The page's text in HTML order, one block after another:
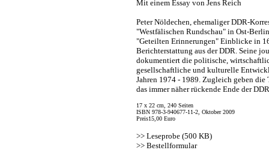
Mit einem Essay von Jens Reich
Peter Nöldechen, ehemaliger DDR-
"Westfälischen Rundschau" in Ost-
"Geteilten Erinnerungen" Einblicke in
Berichterstattung aus der DDR. Seine
dokumentiert die politische,
gesellschaftliche und kulturelle
Jahren 1974 - 1989. Zugleich geben die
das immer näher rückende Ende der
17 x 22 cm, 240 Seiten
ISBN 978-3-940677-11-2, Oktober 2009
Preis15,00 Euro
>> Leseprobe (500 KB)
>> Bestellformular